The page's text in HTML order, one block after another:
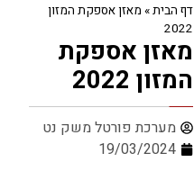
דף הבית» מאזן אספקת המזון
2022
מאזן אספקת
המזון 2022
מערכת פורטל משק נט
19/03/2024